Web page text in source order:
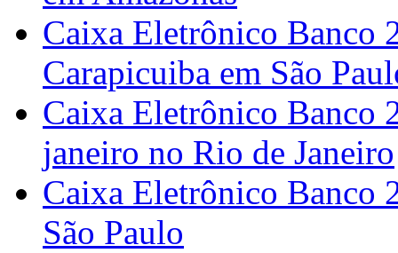
Caixa Eletrônico Banco
Carapicuiba em São
Caixa Eletrônico Banco
janeiro no Rio de Janeiro
Caixa Eletrônico Banco
São Paulo